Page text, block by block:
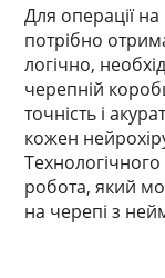
Для операції
потрібно
логічно,
черепній
точність і
кожен
робота, який
на черепі з